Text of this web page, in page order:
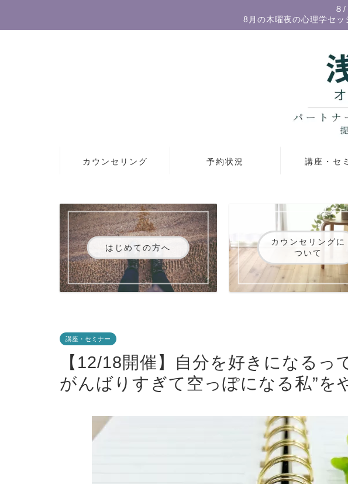
８
8月の木曜夜の心理学セッ
カウンセリング 予約状況 講座・セ
はじめての方へ
カウンセリングに
ついて
講座・セミナー
【12/18開催】自分を好きになるっ
がんばりすぎて空っぽになる私”を